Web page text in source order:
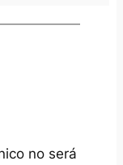
no será